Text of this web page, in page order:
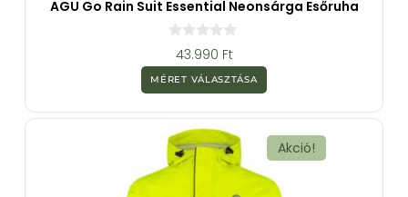
AGU Go Rain Suit Essential Neonsárga Esőruha
z
5
b
l
43.990 Ft
MÉRET VÁLASZTÁSA
Akció!